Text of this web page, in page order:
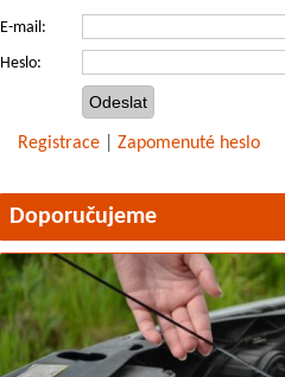
E-mail:
Heslo:
Registrace Zapomenuté heslo
Doporučujeme